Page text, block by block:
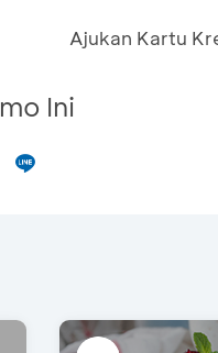
Ajukan Kartu
Ini